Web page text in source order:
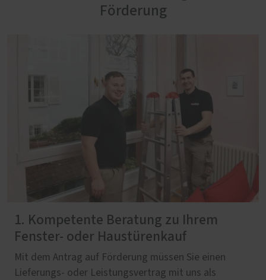
Förderung
1. Kompetente Beratung zu Ihrem
Fenster- oder Haustürenkauf
Mit dem Antrag auf Förderung müssen Sie einen
Lieferungs- oder Leistungsvertrag mit uns als